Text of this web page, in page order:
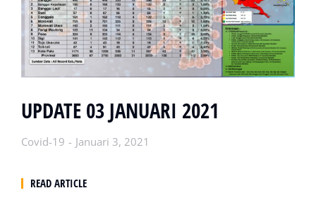
UPDATE 03 JANUARI 2021
Covid-19 Januari 3, 2021
READ ARTICLE